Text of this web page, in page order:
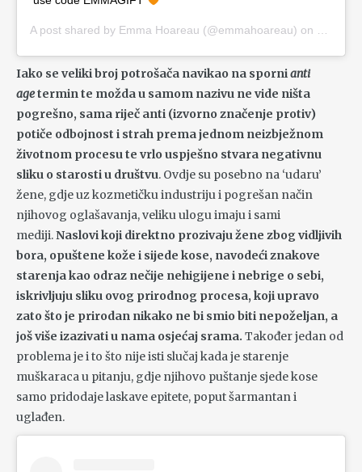
A post shared by Emma Hoareau (@emmahoareau) on Sep 2,
Iako se veliki broj potrošača navikao na spornianti
agetermin te možda u samom nazivu ne vide ništa
pogrešno, sama riječ anti (izvorno značenje protiv)
potiče odbojnost i strah prema jednom neizbježnom
životnom procesu te vrlo uspješno stvara negativnu
sliku o starosti u društvu. Ovdje su posebno na ‘udaru’
žene, gdje uz kozmetičku industriju i pogrešan način
njihovog oglašavanja, veliku ulogu imaju i sami
mediji.Naslovi koji direktno prozivaju žene zbog vidljivih
bora, opuštene kože i sijede kose, navodeći znakove
starenja kao odraz nečije nehigijene i nebrige o sebi,
iskrivljuju sliku ovog prirodnog procesa, koji upravo
zato što je prirodan nikako ne bi smio biti nepoželjan, a
još više izazivati u nama osjećaj srama. Također jedan od
problema je i to što nije isti slučaj kada je starenje
muškaraca u pitanju, gdje njihovo puštanje sjede kose
samo pridodaje laskave epitete, poput šarmantan i
uglađen.